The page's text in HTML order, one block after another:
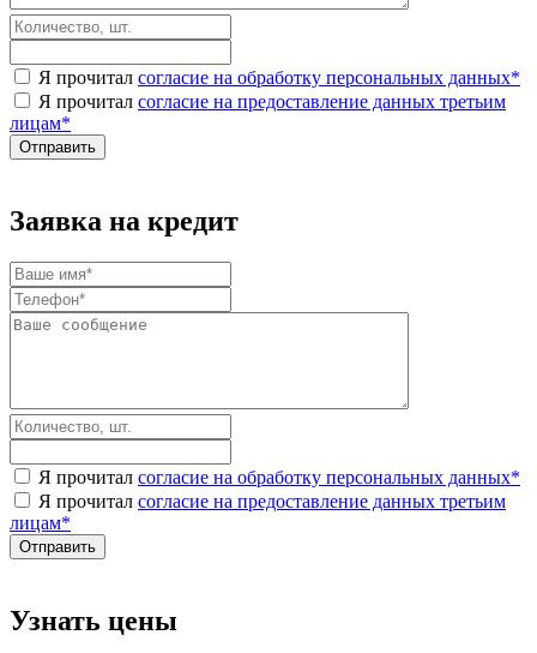
Я прочитал согласие на обработку персональных данных*
Я прочитал согласие на предоставление данных третьим
лицам*
Заявка на кредит
Я прочитал согласие на обработку персональных данных*
Я прочитал согласие на предоставление данных третьим
лицам*
Узнать цены